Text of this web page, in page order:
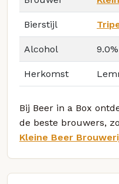
Bierstijl
Alcohol 9.0%
Herkomst
Bij Beer in a Box
de beste brouwers,
Kleine Beer